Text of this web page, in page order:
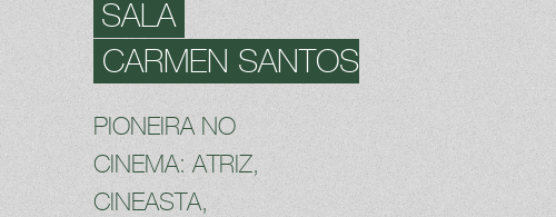
SALA
CARMEN SANTOS
PIONEIRA NO
CINEMA: ATRIZ,
CINEASTA,